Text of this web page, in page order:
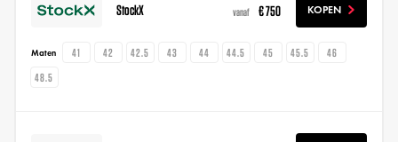
StockX vanaf € 750 KOPEN
Maten 41 42 42.5 43 44 44.5 45 45.5
46
48.5